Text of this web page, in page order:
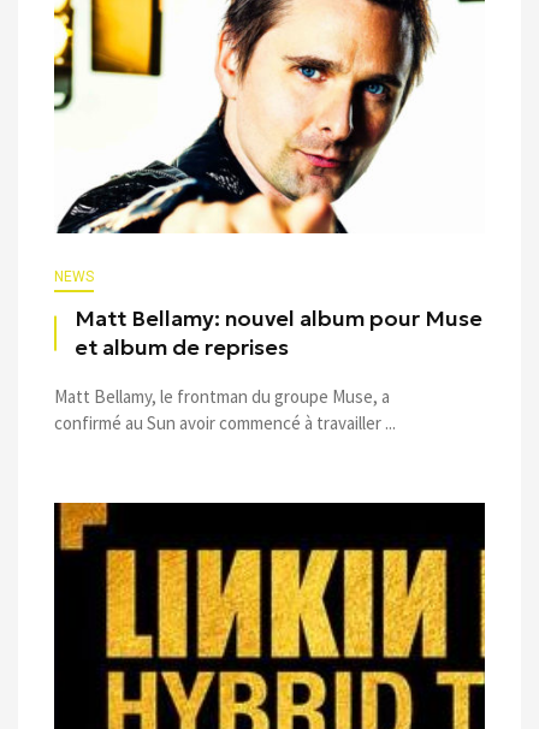
NEWS
Matt Bellamy: nouvel album pour Muse
et album de reprises
Matt Bellamy, le frontman du groupe Muse, a
confirmé au Sun avoir commencé à travailler ...